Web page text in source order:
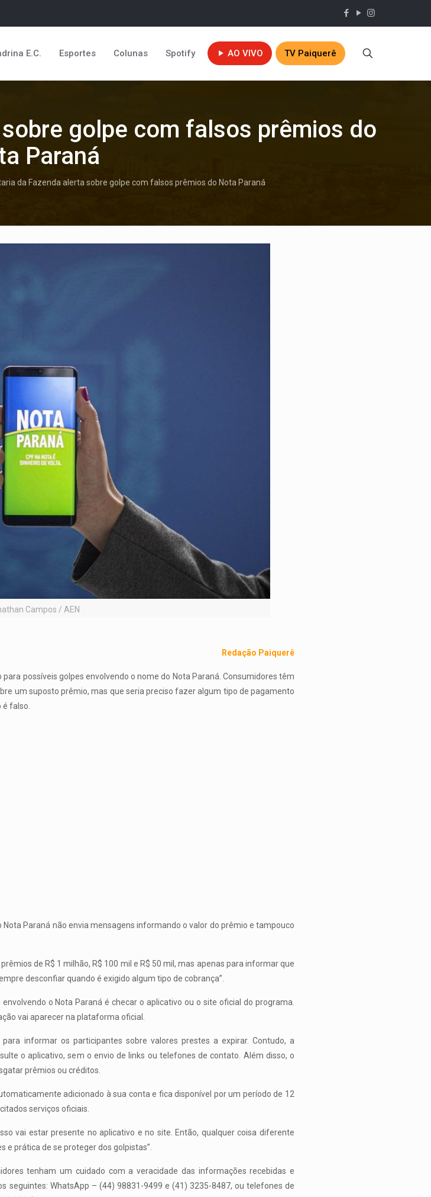
E.C. Esportes Colunas Spotify AO VIVO TV Paiquerê
golpe com falsos prêmios do
Paraná
da Fazenda alerta sobre golpe com falsos prêmios do Nota Paraná
Campos / AEN
Redação Paiquerê
possíveis golpes envolvendo o nome do Nota Paraná. Consumidores têm
um suposto prêmio, mas que seria preciso fazer algum tipo de pagamento
falso.
Paraná não envia mensagens informando o valor do prêmio e tampouco
de R$ 1 milhão, R$ 100 mil e R$ 50 mil, mas apenas para informar que
desconfiar quando é exigido algum tipo de cobrança”.
o Nota Paraná é checar o aplicativo ou o site oficial do programa.
vai aparecer na plataforma oficial.
informar os participantes sobre valores prestes a expirar. Contudo, a
o aplicativo, sem o envio de links ou telefones de contato. Além disso, o
prêmios ou créditos.
adicionado à sua conta e fica disponível por um período de 12
serviços oficiais.
vai estar presente no aplicativo e no site. Então, qualquer coisa diferente
e prática de se proteger dos golpistas”.
tenham um cuidado com a veracidade das informações recebidas e
seguintes: WhatsApp – (44) 98831-9499 e (41) 3235-8487, ou telefones de